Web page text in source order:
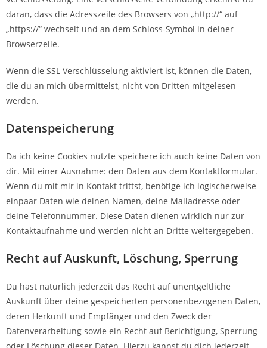
daran, dass die Adresszeile des Browsers von „http://“ auf
„https://“ wechselt und an dem Schloss-Symbol in deiner
Browserzeile.
Wenn die SSL Verschlüsselung aktiviert ist, können die Daten,
die du an mich übermittelst, nicht von Dritten mitgelesen
werden.
Datenspeicherung
Da ich keine Cookies nutzte speichere ich auch keine Daten von
dir. Mit einer Ausnahme: den Daten aus dem Kontaktformular.
Wenn du mit mir in Kontakt trittst, benötige ich logischerweise
einpaar Daten wie deinen Namen, deine Mailadresse oder
deine Telefonnummer. Diese Daten dienen wirklich nur zur
Kontaktaufnahme und werden nicht an Dritte weitergegeben.
Recht auf Auskunft, Löschung, Sperrung
Du hast natürlich jederzeit das Recht auf unentgeltliche
Auskunft über deine gespeicherten personenbezogenen Daten,
deren Herkunft und Empfänger und den Zweck der
Datenverarbeitung sowie ein Recht auf Berichtigung, Sperrung